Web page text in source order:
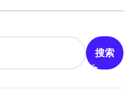
搜索